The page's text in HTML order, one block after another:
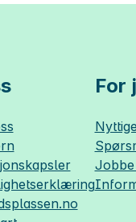
For
Jobbe